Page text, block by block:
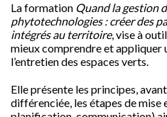
La formation Quand la gestion
phytotechnologies : créer des
intégrés au territoire, vise à
mieux comprendre et appliquer
l’entretien des espaces verts.
Elle présente les principes,
différenciée, les étapes de